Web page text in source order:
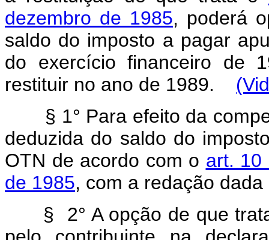
dezembro de 1985, poderá
saldo do imposto a pagar
do exercício financeiro de
restituir no ano de 1989.
§ 1° Para efeito da
deduzida do saldo do
OTN de acordo com o art. 10
de 1985, com a redação
§ 2° A opção de que